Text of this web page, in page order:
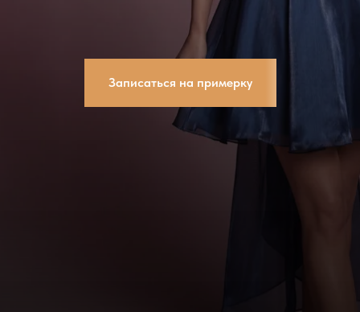
Записаться на примерку